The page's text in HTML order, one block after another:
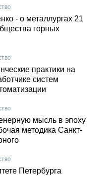
- о металлургах 21
горных
практики на
систем
мысль в эпоху
методика Санкт-
Петербурга